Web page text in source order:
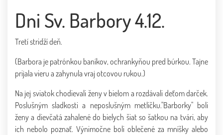
Dni Sv. Barbory 4.12.
Tretí stridží deň.
(Barbora je patrónkou baníkov, ochrankyňou pred búrkou. Tajne
prijala vieru a zahynula vraj otcovou rukou.)
Na jej sviatok chodievali ženy v bielom a rozdávali deťom darček.
Poslušným sladkosti a neposlušným metličku."Barborky" boli
ženy a dievčatá zahalené do bielych šiat so šatkou na tvári, aby
ich nebolo poznať. Výnimočne boli oblečené za mníšky alebo